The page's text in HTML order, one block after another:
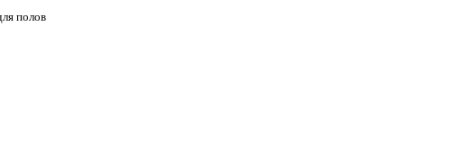
полов